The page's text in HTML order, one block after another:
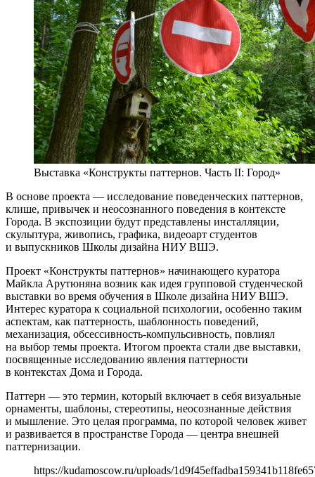
Выставка «Конструкты паттернов. Часть II: Город»
В основе проекта — исследование поведенческих паттернов,
клише, привычек и неосознанного поведения в контексте
Города. В экспозиции будут представлены инсталляции,
скульптура, живопись, графика, видеоарт студентов
и выпускников Школы дизайна НИУ ВШЭ.
Проект «Конструкты паттернов» начинающего куратора
Майкла Арутюняна возник как идея групповой студенческой
выставки во время обучения в Школе дизайна НИУ ВШЭ.
Интерес куратора к социальной психологии, особенно таким
аспектам, как паттерность, шаблонность поведений,
механизация, обсессивность-компульсивность, повлиял
на выбор темы проекта. Итогом проекта стали две выставки,
посвященные исследованию явления паттерности
в контекстах Дома и Города.
Паттерн — это термин, который включает в себя визуальные
орнаменты, шаблоны, стереотипы, неосознанные действия
и мышление. Это целая программа, по которой человек живет
и развивается в пространстве Города — центра внешней
паттернизации.
https://kudamoscow.ru/uploads/